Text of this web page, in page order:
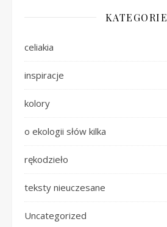
KATEGORIE
celiakia
inspiracje
kolory
o ekologii słów kilka
rękodzieło
teksty nieuczesane
Uncategorized